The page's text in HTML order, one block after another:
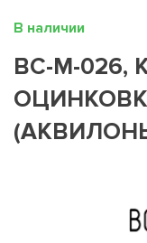
В наличии
ВС-М-026,